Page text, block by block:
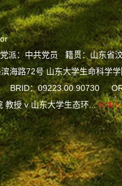
派：中共党员 籍贯：山东
海路72号 山东大学生命科
BRID：09223.00.90730
教授 v 山东大学生态环...